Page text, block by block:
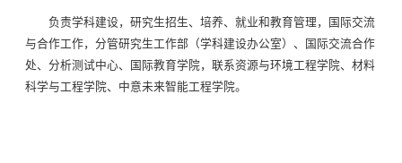
负责学科建设，研究生招生、培养、就业和教育管理，国际交流
与合作工作，分管研究生工作部（学科建设办公室）、国际交流合作
处、分析测试中心、国际教育学院，联系资源与环境工程学院、材料
科学与工程学院、中意未来智能工程学院。